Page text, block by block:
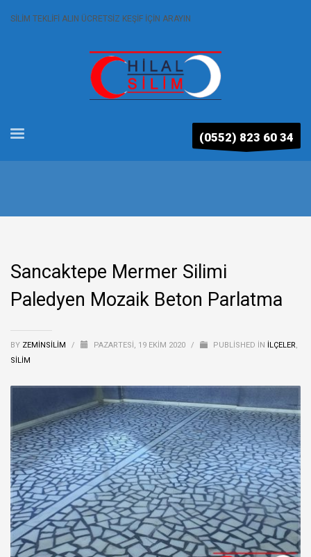
SİLİM TEKLİFİ ALIN ÜCRETSİZ KEŞİF İÇİN ARAYIN
(0552) 823 60 34
Sancaktepe Mermer Silimi
Paledyen Mozaik Beton Parlatma
BY ZEMINSILIM / PAZARTESI, 19 EKIM 2020 / PUBLISHED IN İLÇELER,
SİLİM